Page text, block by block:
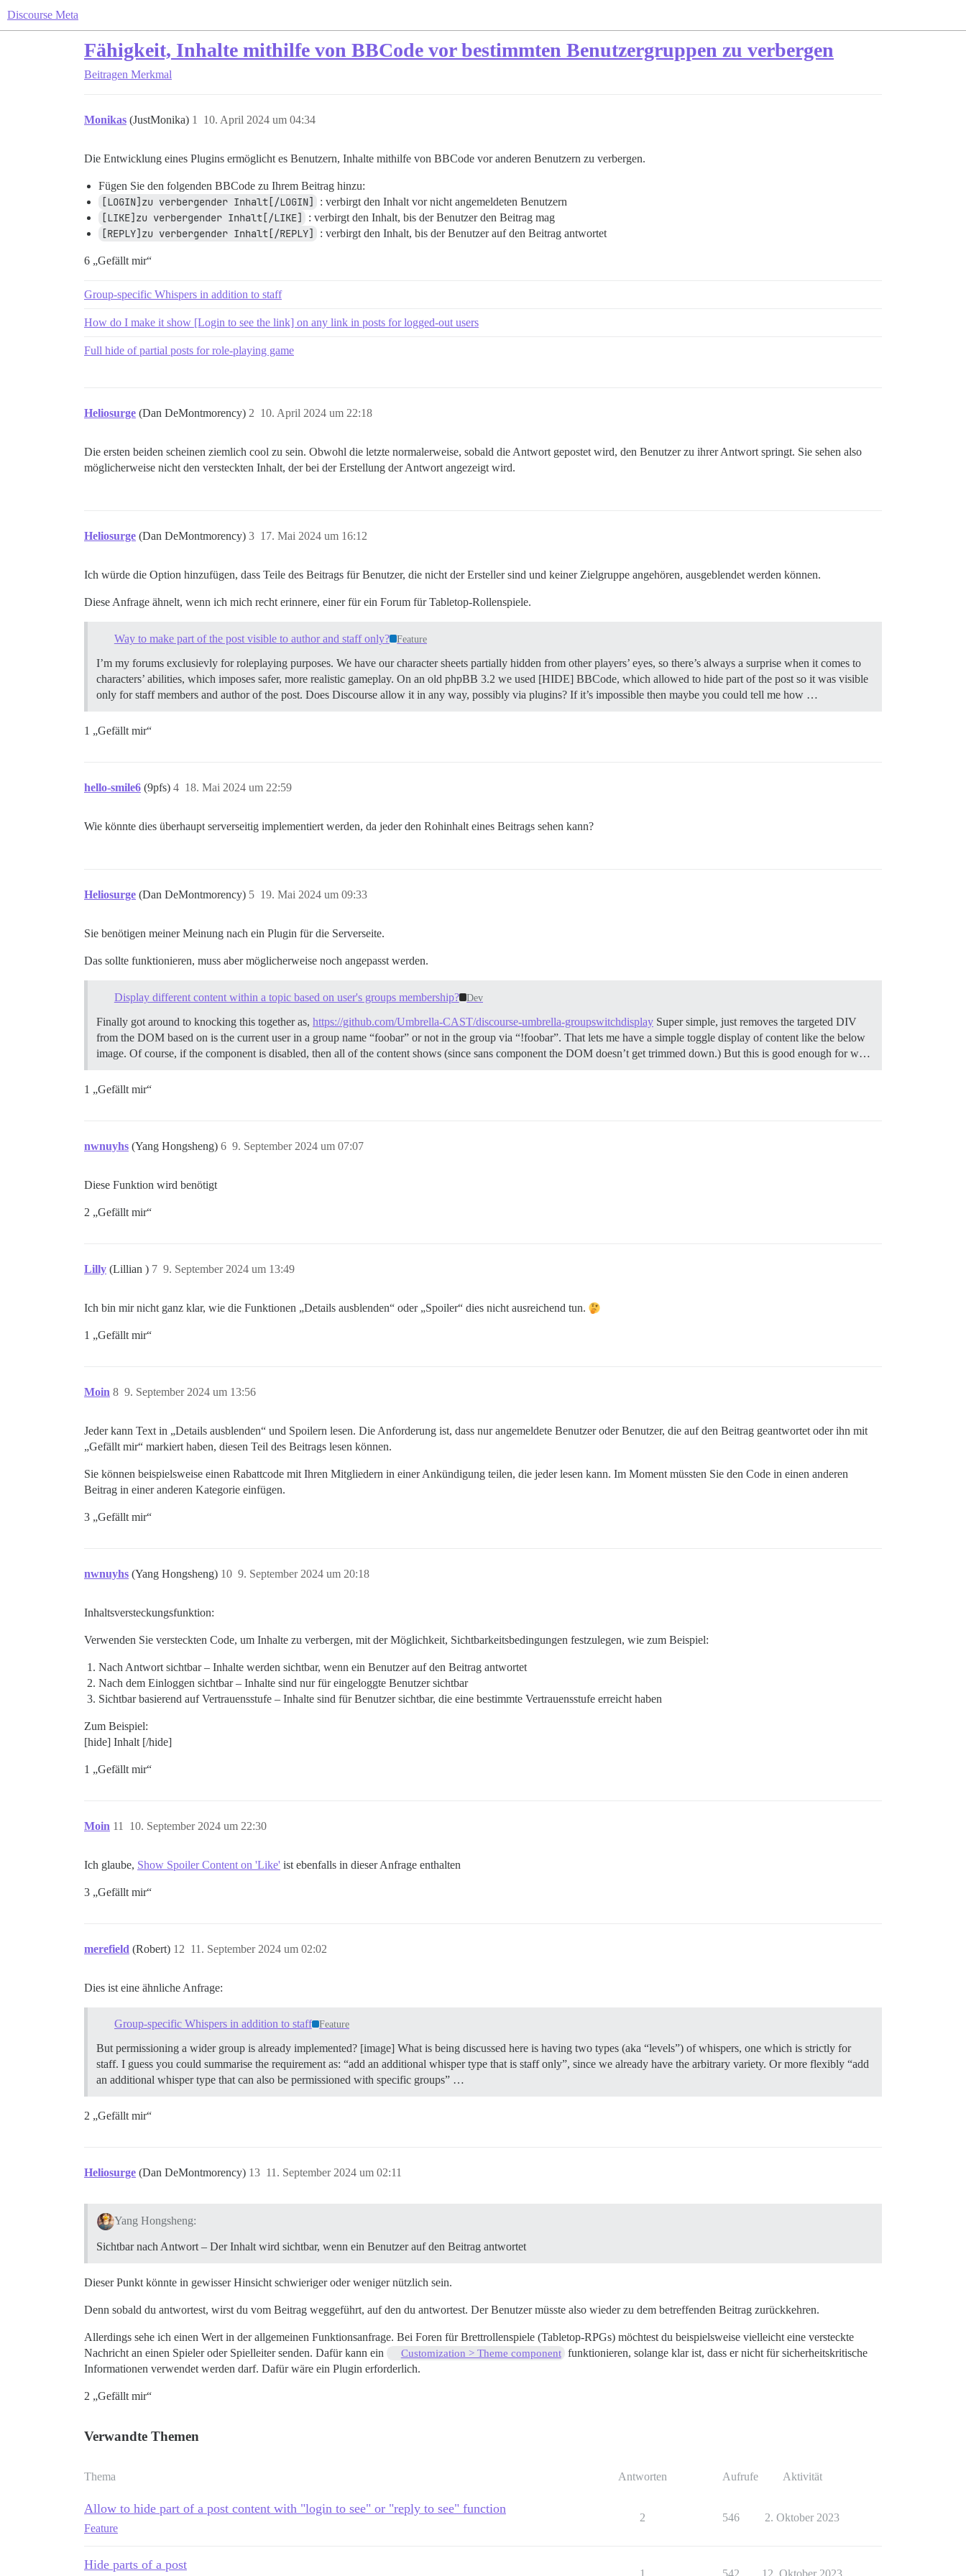
Discourse Meta
Fähigkeit, Inhalte mithilfe von BBCode vor bestimmten Benutzergruppen zu verbergen
Beitragen Merkmal
Monikas (JustMonika) 10. April 2024 um 04:34
1
Die Entwicklung eines Plugins ermöglicht es Benutzern, Inhalte mithilfe von BBCode vor anderen Benutzern zu verbergen.
Fügen Sie den folgenden BBCode zu Ihrem Beitrag hinzu:
[LOGIN]zu verbergender Inhalt[/LOGIN] : verbirgt den Inhalt vor nicht angemeldeten Benutzern
[LIKE]zu verbergender Inhalt[/LIKE] : verbirgt den Inhalt, bis der Benutzer den Beitrag mag
[REPLY]zu verbergender Inhalt[/REPLY] : verbirgt den Inhalt, bis der Benutzer auf den Beitrag antwortet
6 „Gefällt mir“
Group-specific Whispers in addition to staff
How do I make it show [Login to see the link] on any link in posts for logged-out users
Full hide of partial posts for role-playing game
Heliosurge (Dan DeMontmorency) 10. April 2024 um 22:18
2
Die ersten beiden scheinen ziemlich cool zu sein. Obwohl die letzte normalerweise, sobald die Antwort gepostet wird, den Benutzer zu ihrer Antwort springt. Sie sehen also
möglicherweise nicht den versteckten Inhalt, der bei der Erstellung der Antwort angezeigt wird.
Heliosurge (Dan DeMontmorency) 17. Mai 2024 um 16:12
3
Ich würde die Option hinzufügen, dass Teile des Beitrags für Benutzer, die nicht der Ersteller sind und keiner Zielgruppe angehören, ausgeblendet werden können.
Diese Anfrage ähnelt, wenn ich mich recht erinnere, einer für ein Forum für Tabletop-Rollenspiele.
Way to make part of the post visible to author and staff only? Feature
I’m my forums exclusievly for roleplaying purposes. We have our character sheets partially hidden from other players’ eyes, so there’s always a surprise when it comes to
characters’ abilities, which imposes safer, more realistic gameplay. On an old phpBB 3.2 we used [HIDE] BBCode, which allowed to hide part of the post so it was visible
only for staff members and author of the post. Does Discourse allow it in any way, possibly via plugins? If it’s impossible then maybe you could tell me how …
1 „Gefällt mir“
hello-smile6 (9pfs) 18. Mai 2024 um 22:59
4
Wie könnte dies überhaupt serverseitig implementiert werden, da jeder den Rohinhalt eines Beitrags sehen kann?
Heliosurge (Dan DeMontmorency) 19. Mai 2024 um 09:33
5
Sie benötigen meiner Meinung nach ein Plugin für die Serverseite.
Das sollte funktionieren, muss aber möglicherweise noch angepasst werden.
Display different content within a topic based on user's groups membership? Dev
Finally got around to knocking this together as, https://github.com/Umbrella-CAST/discourse-umbrella-groupswitchdisplay Super simple, just removes the targeted DIV
from the DOM based on is the current user in a group name “foobar” or not in the group via “!foobar”. That lets me have a simple toggle display of content like the below
image. Of course, if the component is disabled, then all of the content shows (since sans component the DOM doesn’t get trimmed down.) But this is good enough for w…
1 „Gefällt mir“
nwnuyhs (Yang Hongsheng) 9. September 2024 um 07:07
6
Diese Funktion wird benötigt
2 „Gefällt mir“
Lilly (Lillian ) 9. September 2024 um 13:49
7
Ich bin mir nicht ganz klar, wie die Funktionen „Details ausblenden“ oder „Spoiler“ dies nicht ausreichend tun.
1 „Gefällt mir“
Moin 9. September 2024 um 13:56
8
Jeder kann Text in „Details ausblenden“ und Spoilern lesen. Die Anforderung ist, dass nur angemeldete Benutzer oder Benutzer, die auf den Beitrag geantwortet oder ihn mit
„Gefällt mir“ markiert haben, diesen Teil des Beitrags lesen können.
Sie können beispielsweise einen Rabattcode mit Ihren Mitgliedern in einer Ankündigung teilen, die jeder lesen kann. Im Moment müssten Sie den Code in einen anderen
Beitrag in einer anderen Kategorie einfügen.
3 „Gefällt mir“
nwnuyhs (Yang Hongsheng) 9. September 2024 um 20:18
10
Inhaltsversteckungsfunktion:
Verwenden Sie versteckten Code, um Inhalte zu verbergen, mit der Möglichkeit, Sichtbarkeitsbedingungen festzulegen, wie zum Beispiel:
Nach Antwort sichtbar – Inhalte werden sichtbar, wenn ein Benutzer auf den Beitrag antwortet
Nach dem Einloggen sichtbar – Inhalte sind nur für eingeloggte Benutzer sichtbar
Sichtbar basierend auf Vertrauensstufe – Inhalte sind für Benutzer sichtbar, die eine bestimmte Vertrauensstufe erreicht haben
Zum Beispiel:
[hide] Inhalt [/hide]
1 „Gefällt mir“
Moin 10. September 2024 um 22:30
11
Ich glaube, Show Spoiler Content on 'Like' ist ebenfalls in dieser Anfrage enthalten
3 „Gefällt mir“
merefield (Robert) 11. September 2024 um 02:02
12
Dies ist eine ähnliche Anfrage:
Group-specific Whispers in addition to staff Feature
But permissioning a wider group is already implemented? [image] What is being discussed here is having two types (aka “levels”) of whispers, one which is strictly for
staff. I guess you could summarise the requirement as: “add an additional whisper type that is staff only”, since we already have the arbitrary variety. Or more flexibly “add
an additional whisper type that can also be permissioned with specific groups” …
2 „Gefällt mir“
Heliosurge (Dan DeMontmorency) 11. September 2024 um 02:11
13
Yang Hongsheng:
Sichtbar nach Antwort – Der Inhalt wird sichtbar, wenn ein Benutzer auf den Beitrag antwortet
Dieser Punkt könnte in gewisser Hinsicht schwieriger oder weniger nützlich sein.
Denn sobald du antwortest, wirst du vom Beitrag weggeführt, auf den du antwortest. Der Benutzer müsste also wieder zu dem betreffenden Beitrag zurückkehren.
Allerdings sehe ich einen Wert in der allgemeinen Funktionsanfrage. Bei Foren für Brettrollenspiele (Tabletop-RPGs) möchtest du beispielsweise vielleicht eine versteckte
Nachricht an einen Spieler oder Spielleiter senden. Dafür kann ein
Customization > Theme component funktionieren, solange klar ist, dass er nicht für sicherheitskritische
Informationen verwendet werden darf. Dafür wäre ein Plugin erforderlich.
2 „Gefällt mir“
Verwandte Themen
Thema Antworten Aufrufe Aktivität
Allow to hide part of a post content with "login to see" or "reply to see" function
Feature
2 546 2. Oktober 2023
Hide parts of a post